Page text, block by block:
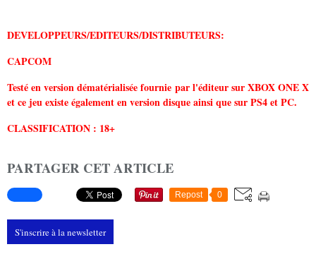
DEVELOPPEURS/EDITEURS/DISTRIBUTEURS:
CAPCOM
Testé en version dématérialisée fournie par l'éditeur sur XBOX ONE X
et ce jeu existe également en version disque ainsi que sur PS4 et PC.
CLASSIFICATION : 18+
PARTAGER CET ARTICLE
Repost 0
S'inscrire à la newsletter